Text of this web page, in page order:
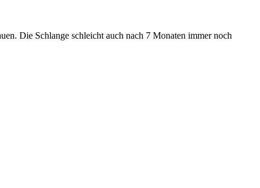
Die Schlange schleicht auch nach 7 Monaten immer noch